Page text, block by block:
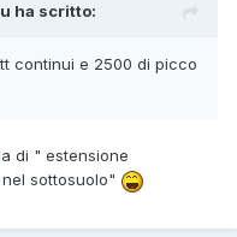
ha scritto:
continui e 2500 di picco
di " estensione
sottosuolo"